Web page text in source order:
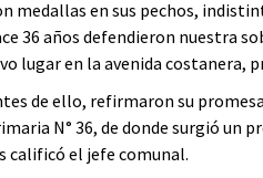
medallas en sus pechos,
36 años defendieron nuestra
lugar en la avenida costanera,
de ello, refirmaron su
N° 36, de donde surgió un
calificó el jefe comunal.